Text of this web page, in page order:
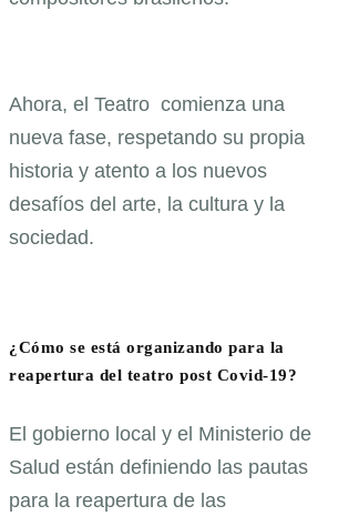
Ahora, el Teatro comienza una
nueva fase, respetando su propia
historia y atento a los nuevos
desafíos del arte, la cultura y la
sociedad.
¿Cómo se está organizando para la
reapertura del teatro post Covid-19?
El gobierno local y el Ministerio de
Salud están definiendo las pautas
para la reapertura de las